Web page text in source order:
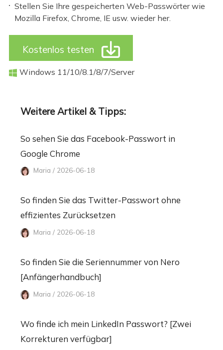
Stellen Sie Ihre gespeicherten Web-Passwörter wie
Mozilla Firefox, Chrome, IE usw. wieder her.
Kostenlos testen 
 Windows 11/10/8.1/8/7/Server
Weitere Artikel & Tipps:
So sehen Sie das Facebook-Passwort in
Google Chrome
Maria / 2026-06-18
So finden Sie das Twitter-Passwort ohne
effizientes Zurücksetzen
Maria / 2026-06-18
So finden Sie die Seriennummer von Nero
[Anfängerhandbuch]
Maria / 2026-06-18
Wo finde ich mein LinkedIn Passwort? [Zwei
Korrekturen verfügbar]